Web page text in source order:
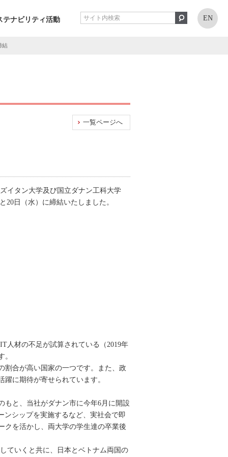
テナビリティ活動 EN
結
一覧ページへ
イタン大学及び国立ダナン工科大学
20日（水）に締結いたしました。
人材の不足が試算されている（2019年
。
割合が高い国家の一つです。また、政
に期待が寄せられています。
もと、当社がダナン市に今年6月に開設
ンシップを実施するなど、実社会で即
クを活かし、両大学の学生達の卒業後
ていくと共に、日本とベトナム両国の